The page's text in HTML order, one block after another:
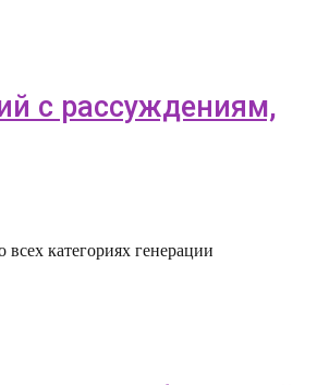
с рассуждениям,
категориях генерации